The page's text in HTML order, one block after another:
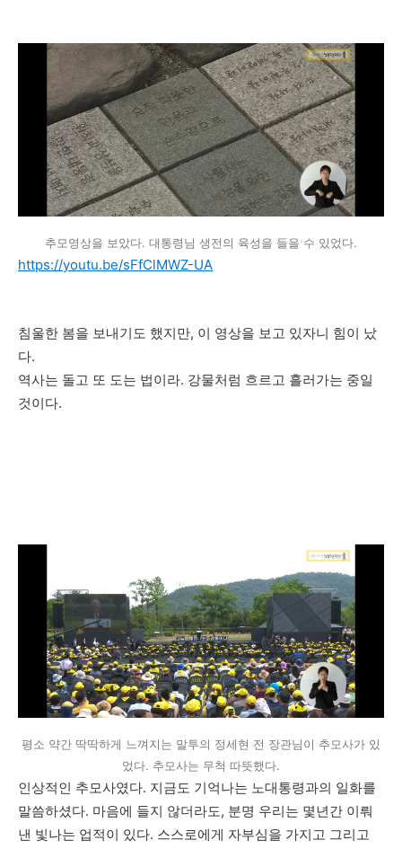
추모영상을 보았다. 대통령님 생전의 육성을 들을 수 있었다.
https://youtu.be/sFfClMWZ-UA
침울한 봄을 보내기도 했지만, 이 영상을 보고 있자니 힘이 났
다.
역사는 돌고 또 도는 법이라. 강물처럼 흐르고 흘러가는 중일
것이다.
평소 약간 딱딱하게 느껴지는 말투의 정세현 전 장관님이 추모사가 있
었다. 추모사는 무척 따뜻했다.
인상적인 추모사였다. 지금도 기억나는 노대통령과의 일화를
말씀하셨다. 마음에 들지 않더라도, 분명 우리는 몇년간 이뤄
낸 빛나는 업적이 있다. 스스로에게 자부심을 가지고 그리고